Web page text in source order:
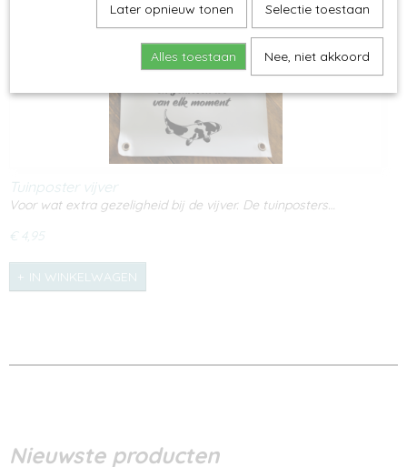
Tuinposter vijver
Voor wat extra gezeligheid bij de vijver. De tuinposters…
€ 4,95
IN WINKELWAGEN
Nieuwste producten
Later opnieuw tonen Selectie toestaan
Alles toestaan Nee, niet akkoord